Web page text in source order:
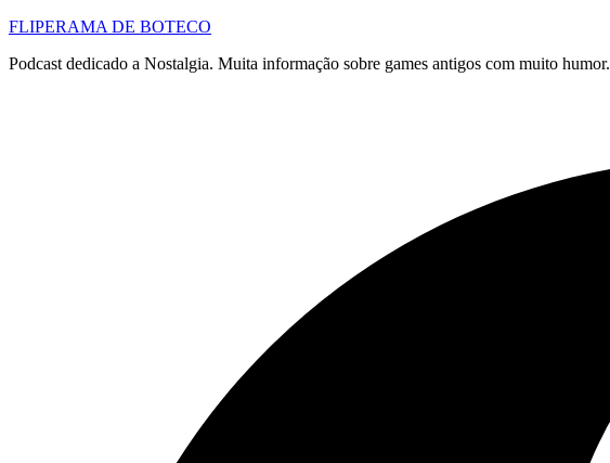
FLIPERAMA DE BOTECO
Podcast dedicado a Nostalgia. Muita informação sobre games antigos com muito humor.